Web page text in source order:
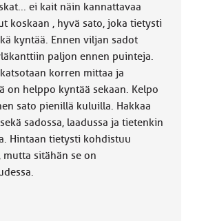
ei kait näin kannattavaa
koskaan , hyvä sato, joka tietysti
kyntää. Ennen viljan sadot
paljon ennen puinteja.
korren mittaa ja
on helppo kyntää sekaan. Kelpo
sato pienillä kuluilla. Hakkaa
sadossa, laadussa ja tietenkin
Hintaan tietysti kohdistuu
mutta sitähän se on